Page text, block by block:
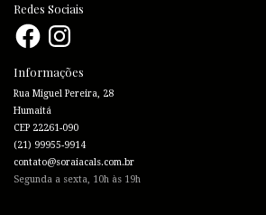
Redes Sociais
FacebookInstagram
Informações
Rua Miguel Pereira, 28
Humaitá
CEP 22261-090
(21) 99955-9914
contato@soraiacals.com.br
Segunda a sexta, 10h às 19h